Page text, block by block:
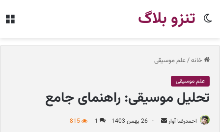
تنزو بلاگ
تغییر
خانه/ علم موسیقی
علم موسیقی
تحلیل موسیقی: راهنمای جامع
احمدرضا آوار 26 بهمن 1403 1
815